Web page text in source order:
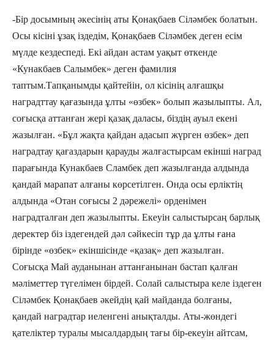
-Бір досымның әкесінің аты Қонақбаев Сіләмбек болатын.
Осы кісіні ұзақ іздедім, Қонақбаев Сіләмбек деген есім
мүлде кездеспеді. Екі айдан астам уақыт өткенде
«Кунакбаев Салымбек» деген фамилия
таптым.Тапқанымды қайтейін, ол кісінің алғашқы
наградттау қағазында ұлты «өзбек» болып жазылыпты. Ал,
соғысқа аттанған жері қазақ даласы, біздің ауыл екені
жазылған. «Бұл жақта қайдан адасып жүрген өзбек» деп
наградтау қағаздарын қарауды жалғастырсам екінші наград
парағында Кунакбаев Сламбек деп жазылғанда алдында
қандай марапат алғаны көрсетілген. Онда осы ерліктің
алдында «Отан соғысы 2 дәрежелі» орденімен
наградталған деп жазылыпты. Екеуін салыстырсаң барлық
деректер біз іздегендей дәл сәйкесіп тұр да ұлты ғана
бірінде «өзбек» екіншісінде «қазақ» деп жазылған.
Соғысқа Май ауданынан аттанғанынан бастап қалған
мәліметтер түгелімен бірдей. Солай салыстыра келе іздеген
Сіләмбек Қонақбаев әкейдің қай майданда болғаны,
қандай наградтар иеленгені анықталды. Аты-жөндегі
қателіктер туралы мысалдардың тағы бір-екеуін айтсам,